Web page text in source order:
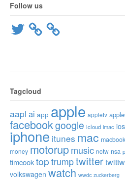
Follow us
Twitter
Tagcloud
aapl ai app apple appletv
facebookgoogle icloud imac ios
iphone itunes mac macbook
money motorupmusic notw nsa
timcooktop trumptwitter
volkswagen watch wwdc zuckerberg